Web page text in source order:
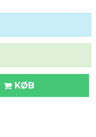
KØB